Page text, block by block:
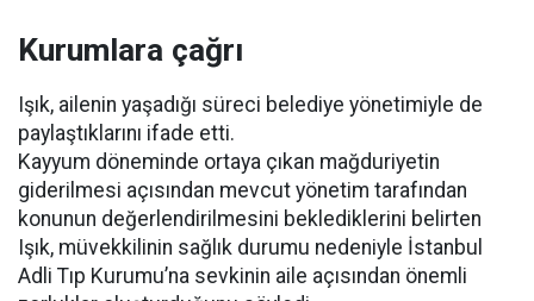
Kurumlara çağrı
Işık, ailenin yaşadığı süreci belediye yönetimiyle de
paylaştıklarını ifade etti.
Kayyum döneminde ortaya çıkan mağduriyetin
giderilmesi açısından mevcut yönetim tarafından
konunun değerlendirilmesini beklediklerini belirten
Işık, müvekkilinin sağlık durumu nedeniyle İstanbul
Adli Tıp Kurumu’na sevkinin aile açısından önemli